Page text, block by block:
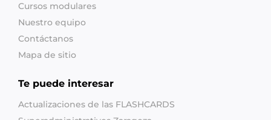
Cursos modulares
Nuestro equipo
Contáctanos
Mapa de sitio
Te puede interesar
Actualizaciones de las FLASHCARDS